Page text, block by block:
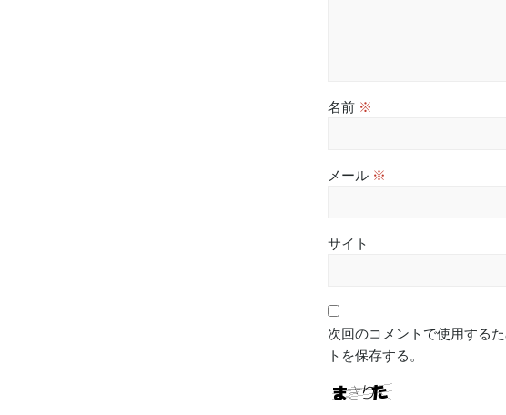
名前 ※
メール ※
サイト
次回のコメントで使用する
トを保存する。